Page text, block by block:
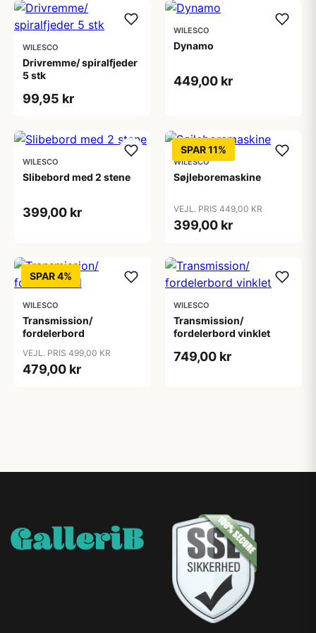
WILESCO
Drivremme/ spiralfjeder
5 stk
99,95 kr
WILESCO
Dynamo
449,00 kr
WILESCO
Slibebord med 2 stene
399,00 kr
SPAR 11%
WILESCO
Søjleboremaskine
VEJL. PRIS 449,00 KR
399,00 kr
SPAR 4%
WILESCO
Transmission/
fordelerbord
VEJL. PRIS 499,00 KR
479,00 kr
WILESCO
Transmission/
fordelerbord vinklet
749,00 kr